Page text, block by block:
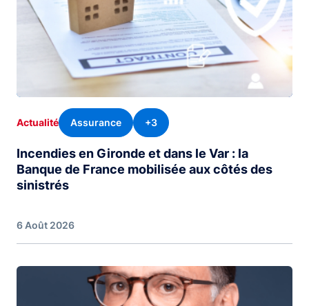
Actualité Assurance +3
Incendies en Gironde et dans le Var : la
Banque de France mobilisée aux côtés des
sinistrés
6 Août 2026
Image